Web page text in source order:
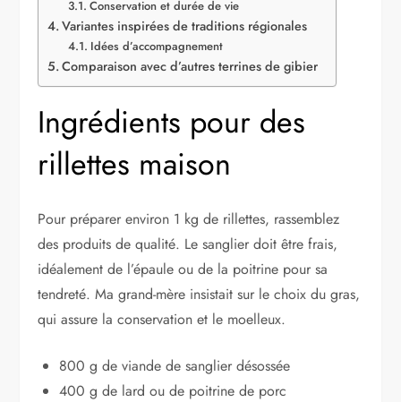
Conservation et durée de vie
Variantes inspirées de traditions régionales
Idées d’accompagnement
Comparaison avec d’autres terrines de gibier
Ingrédients pour des
rillettes maison
Pour préparer environ 1 kg de rillettes, rassemblez
des produits de qualité. Le sanglier doit être frais,
idéalement de l’épaule ou de la poitrine pour sa
tendreté. Ma grand-mère insistait sur le choix du gras,
qui assure la conservation et le moelleux.
800 g de viande de sanglier désossée
400 g de lard ou de poitrine de porc